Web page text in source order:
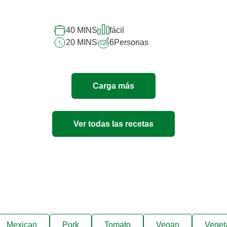
este
recipe
40 MINS
fácil
20 MINS
6Personas
Carga más
Ver todas las recetas
Mexican Pork Tomato Vegan